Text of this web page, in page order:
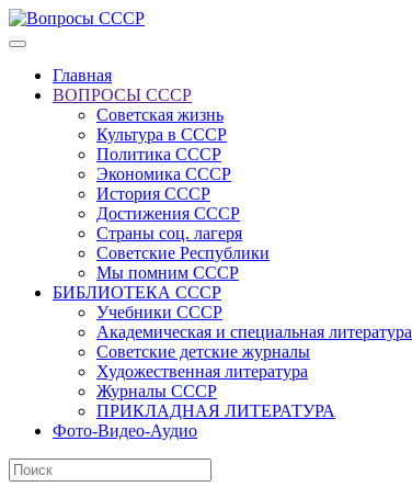
Главная
ВОПРОСЫ СССР
Советская жизнь
Культура в СССР
Политика СССР
Экономика СССР
История СССР
Достижения СССР
Страны соц. лагеря
Советские Республики
Мы помним СССР
БИБЛИОТЕКА СССР
Учебники СССР
Академическая и специальная литература
Советские детские журналы
Художественная литература
Журналы СССР
ПРИКЛАДНАЯ ЛИТЕРАТУРА
Фото-Видео-Аудио